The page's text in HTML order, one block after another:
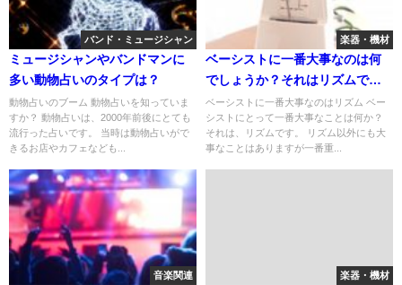
バンド・ミュージシャン
ミュージシャンやバンドマンに
多い動物占いのタイプは？
動物占いのブーム 動物占いを知っていま
すか？ 動物占いは、2000年前後にとても
流行った占いです。 当時は動物占いがで
きるお店やカフェなども...
楽器・機材
ベーシストに一番大事なのは何
でしょうか？それはリズムで
す！
ベーシストに一番大事なのはリズム ベー
シストにとって一番大事なことは何か？
それは、リズムです。 リズム以外にも大
事なことはありますが一番重...
音楽関連 楽器・機材